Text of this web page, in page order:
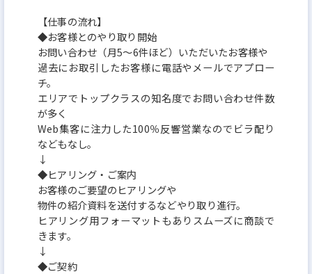
【仕事の流れ】
◆お客様とのやり取り開始
お問い合わせ（月5～6件ほど）いただいたお客様や
過去にお取引したお客様に電話やメールでアプロー
チ。
エリアでトップクラスの知名度でお問い合わせ件数
が多く
Web集客に注力した100％反響営業なのでビラ配り
などもなし。
↓
◆ヒアリング・ご案内
お客様のご要望のヒアリングや
物件の紹介資料を送付するなどやり取り進行。
ヒアリング用フォーマットもありスムーズに商談で
きます。
↓
◆ご契約